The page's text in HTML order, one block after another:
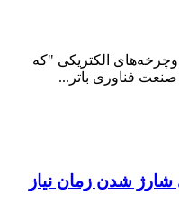
الکتریکی "که
فناوری باتر...
2 دقیقه برای شارژ شدن زمان نیاز